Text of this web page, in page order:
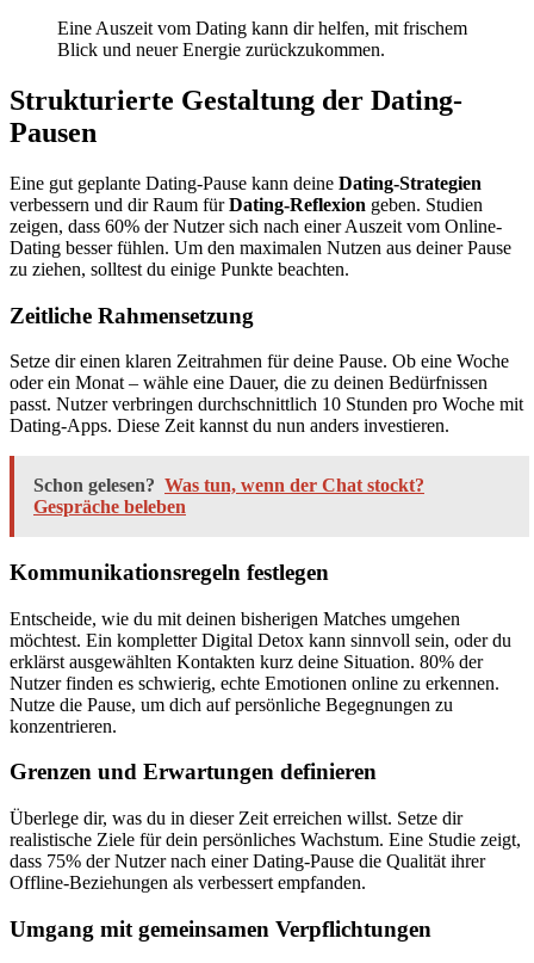
Eine Auszeit vom Dating kann dir helfen, mit frischem
Blick und neuer Energie zurückzukommen.
Strukturierte Gestaltung der Dating-
Pausen
Eine gut geplante Dating-Pause kann deine Dating-Strategien
verbessern und dir Raum fürDating-Reflexion geben. Studien
zeigen, dass 60% der Nutzer sich nach einer Auszeit vom Online-
Dating besser fühlen. Um den maximalen Nutzen aus deiner Pause
zu ziehen, solltest du einige Punkte beachten.
Zeitliche Rahmensetzung
Setze dir einen klaren Zeitrahmen für deine Pause. Ob eine Woche
oder ein Monat – wähle eine Dauer, die zu deinen Bedürfnissen
passt. Nutzer verbringen durchschnittlich 10 Stunden pro Woche mit
Dating-Apps. Diese Zeit kannst du nun anders investieren.
Schon gelesen? Was tun, wenn der Chat stockt?
Gespräche beleben
Kommunikationsregeln festlegen
Entscheide, wie du mit deinen bisherigen Matches umgehen
möchtest. Ein kompletter Digital Detox kann sinnvoll sein, oder du
erklärst ausgewählten Kontakten kurz deine Situation. 80% der
Nutzer finden es schwierig, echte Emotionen online zu erkennen.
Nutze die Pause, um dich auf persönliche Begegnungen zu
konzentrieren.
Grenzen und Erwartungen definieren
Überlege dir, was du in dieser Zeit erreichen willst. Setze dir
realistische Ziele für dein persönliches Wachstum. Eine Studie zeigt,
dass 75% der Nutzer nach einer Dating-Pause die Qualität ihrer
Offline-Beziehungen als verbessert empfanden.
Umgang mit gemeinsamen Verpflichtungen